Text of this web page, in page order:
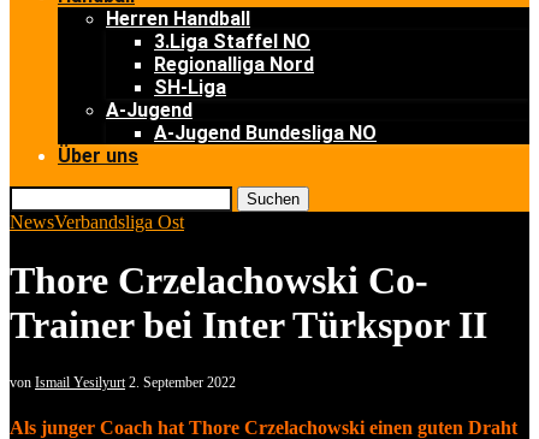
Herren Handball
3.Liga Staffel NO
Regionalliga Nord
SH-Liga
A-Jugend
A-Jugend Bundesliga NO
Über uns
Suchen
NewsVerbandsliga Ost
Thore Crzelachowski Co-
Trainer bei Inter Türkspor II
von Ismail Yesilyurt 2. September 2022
Als junger Coach hat Thore Crzelachowski einen guten Draht